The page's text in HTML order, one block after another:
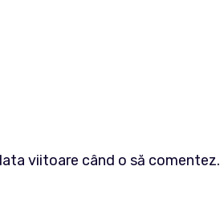
viitoare când o să comentez.